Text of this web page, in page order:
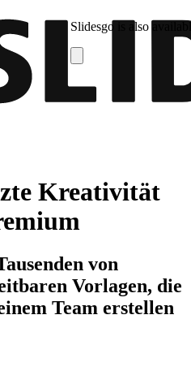
Slidesgo is also
Kreativität
von
Vorlagen, die
Team erstellen